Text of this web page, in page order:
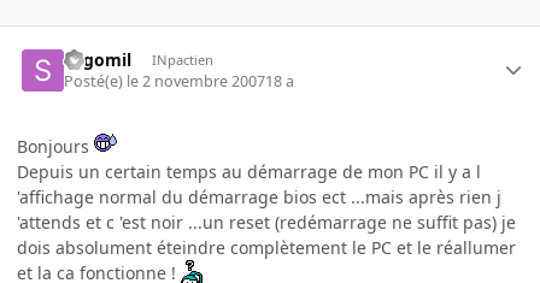
Segomil INpactien
Posté(e) le 2 novembre 200718 a
Bonjours
Depuis un certain temps au démarrage de mon PC il y a l
'affichage normal du démarrage bios ect ...mais après rien j
'attends et c 'est noir ...un reset (redémarrage ne suffit pas) je
dois absolument éteindre complètement le PC et le réallumer
et la ca fonctionne !